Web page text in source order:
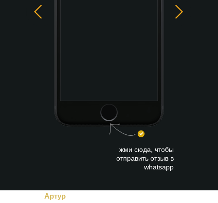
жми сюда, чтобы
отправить отзыв в
whatsapp
Артур